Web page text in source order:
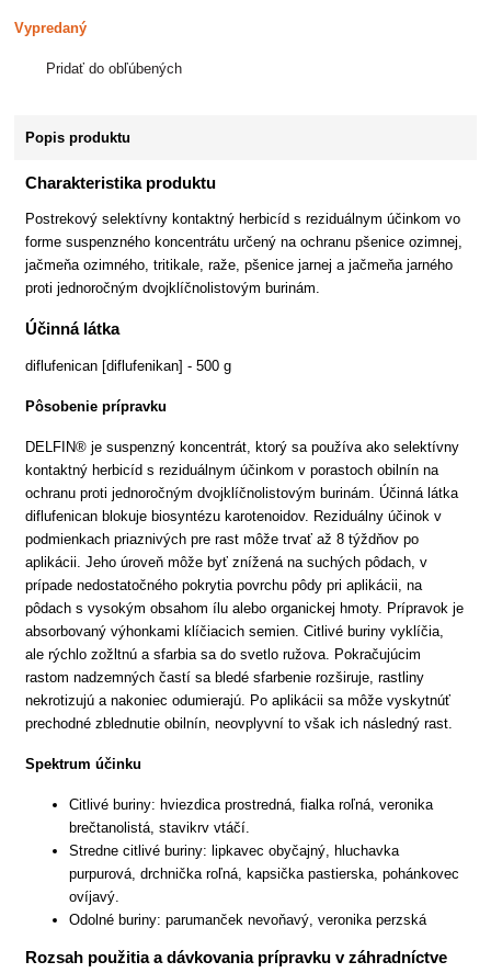
Vypredaný
Pridať do obľúbených
Popis produktu
Charakteristika produktu
Postrekový selektívny kontaktný herbicíd s reziduálnym účinkom vo
forme suspenzného koncentrátu určený na ochranu pšenice ozimnej,
jačmeňa ozimného, tritikale, raže, pšenice jarnej a jačmeňa jarného
proti jednoročným dvojklíčnolistovým burinám.
Účinná látka
diflufenican [diflufenikan] - 500 g
Pôsobenie prípravku
DELFIN® je suspenzný koncentrát, ktorý sa používa ako selektívny
kontaktný herbicíd s reziduálnym účinkom v porastoch obilnín na
ochranu proti jednoročným dvojklíčnolistovým burinám. Účinná látka
diflufenican blokuje biosyntézu karotenoidov. Reziduálny účinok v
podmienkach priaznivých pre rast môže trvať až 8 týždňov po
aplikácii. Jeho úroveň môže byť znížená na suchých pôdach, v
prípade nedostatočného pokrytia povrchu pôdy pri aplikácii, na
pôdach s vysokým obsahom ílu alebo organickej hmoty. Prípravok je
absorbovaný výhonkami klíčiacich semien. Citlivé buriny vyklíčia,
ale rýchlo zožltnú a sfarbia sa do svetlo ružova. Pokračujúcim
rastom nadzemných častí sa bledé sfarbenie rozširuje, rastliny
nekrotizujú a nakoniec odumierajú. Po aplikácii sa môže vyskytnúť
prechodné zblednutie obilnín, neovplyvní to však ich následný rast.
Spektrum účinku
Citlivé buriny: hviezdica prostredná, fialka roľná, veronika
brečtanolistá, stavikrv vtáčí.
Stredne citlivé buriny: lipkavec obyčajný, hluchavka
purpurová, drchnička roľná, kapsička pastierska, pohánkovec
ovíjavý.
Odolné buriny: parumanček nevoňavý, veronika perzská
Rozsah použitia a dávkovania prípravku v záhradníctve